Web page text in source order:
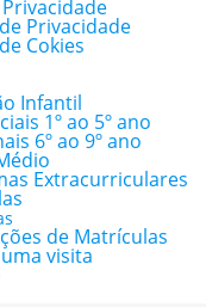
Privacidade
Cokies
Infantil
1º ao 5º ano
6º ao 9º ano
Extracurriculares
de Matrículas
visita